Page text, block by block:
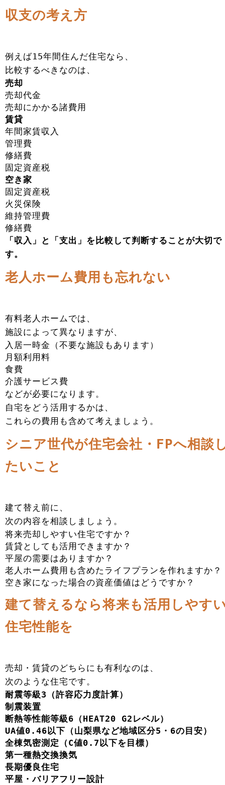
収支の考え方
例えば15年間住んだ住宅なら、
比較するべきなのは、
売却
売却代金
売却にかかる諸費用
賃貸
年間家賃収入
管理費
修繕費
固定資産税
空き家
固定資産税
火災保険
維持管理費
修繕費
「収入」と「支出」を比較して判断することが大切で
す。
老人ホーム費用も忘れない
有料老人ホームでは、
施設によって異なりますが、
入居一時金（不要な施設もあります）
月額利用料
食費
介護サービス費
などが必要になります。
自宅をどう活用するかは、
これらの費用も含めて考えましょう。
シニア世代が住宅会社・FPへ相談
たいこと
建て替え前に、
次の内容を相談しましょう。
将来売却しやすい住宅ですか？
賃貸としても活用できますか？
平屋の需要はありますか？
老人ホーム費用も含めたライフプランを作れますか？
空き家になった場合の資産価値はどうですか？
建て替えるなら将来も活用しやす
住宅性能を
売却・賃貸のどちらにも有利なのは、
次のような住宅です。
耐震等級3（許容応力度計算）
制震装置
断熱等性能等級6（HEAT20 G2レベル）
UA値0.46以下（山梨県など地域区分5・6の目安）
全棟気密測定（C値0.7以下を目標）
第一種熱交換換気
長期優良住宅
平屋・バリアフリー設計